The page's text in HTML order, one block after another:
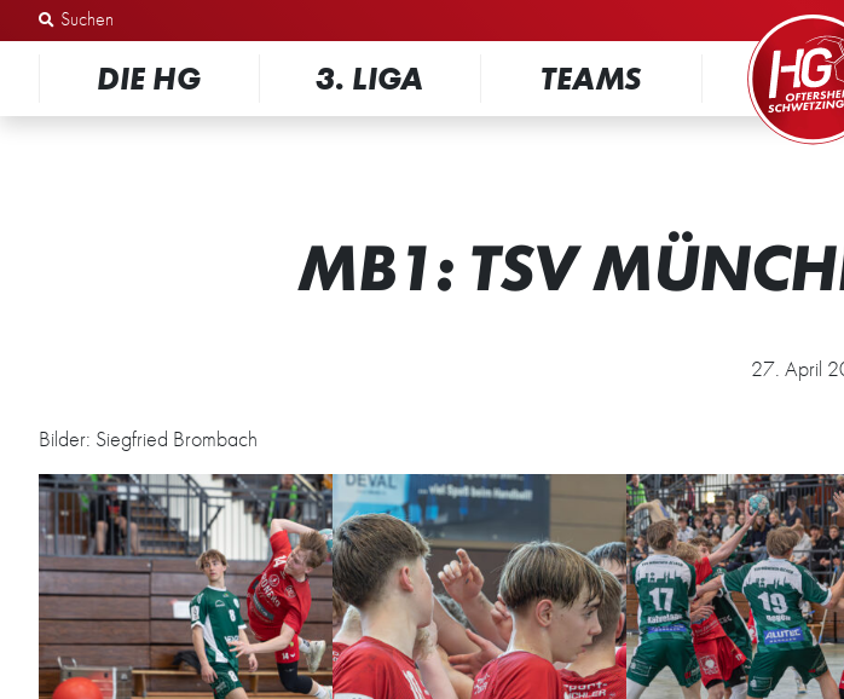
Zum Inhalt springen
DIE HG 3. LIGA TEAMS
MB1: TSV
27. April
Bilder: Siegfried Brombach